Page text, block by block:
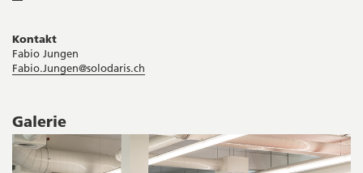
Fenster
Kontakt
Fabio Jungen
Fabio.Jungen@solodaris.ch
Galerie